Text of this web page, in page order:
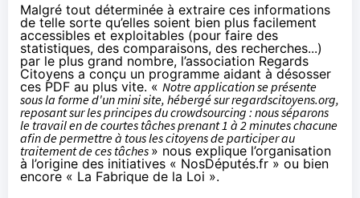
Malgré tout déterminée à extraire ces informations
de telle sorte qu’elles soient bien plus facilement
accessibles et exploitables (pour faire des
statistiques, des comparaisons, des recherches...)
par le plus grand nombre, l’association Regards
Citoyens a conçu un programme aidant à désosser
ces PDF au plus vite. « Notre application se présente
sous la forme d'un mini site, hébergé surregardscitoyens.org,
reposant sur les principes du crowdsourcing : nous séparons
le travail en de courtes tâches prenant 1 à 2 minutes chacune
afin de permettre à tous les citoyens de participer au
traitement de ces tâches » nous explique l’organisation
à l’origine des initiatives « NosDéputés.fr » ou bien
encore « La Fabrique de la Loi ».